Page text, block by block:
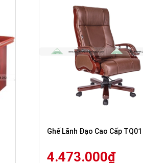
Ghế Lãnh Đạo Cao Cấp TQ01
4.473.000₫